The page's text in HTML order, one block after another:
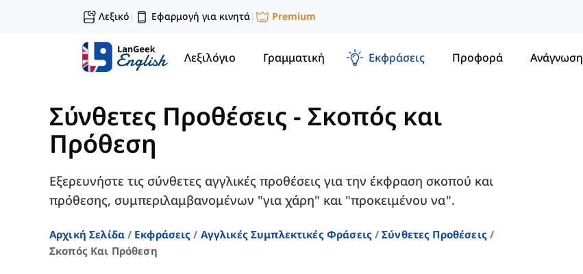
Λεξικό | Εφαρμογή για κινητά| Premium
Λεξιλόγιο Γραμματική Εκφράσεις Προφορά Ανάγνωση
Σύνθετες Προθέσεις - Σκοπός και
Πρόθεση
Εξερευνήστε τις σύνθετες αγγλικές προθέσεις για την έκφραση σκοπού και
πρόθεσης, συμπεριλαμβανομένων "για χάρη" και "προκειμένου να".
Αρχική Σελίδα Εκφράσεις Αγγλικές Συμπλεκτικές Φράσεις
Σύνθετες Προθέσεις
Σκοπός Και Πρόθεση